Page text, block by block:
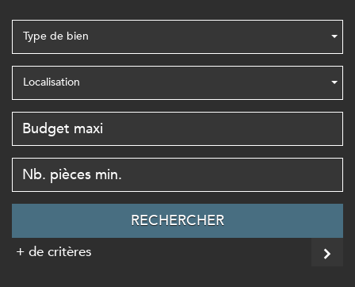
Type de bien
Localisation
RECHERCHER
+ de critères